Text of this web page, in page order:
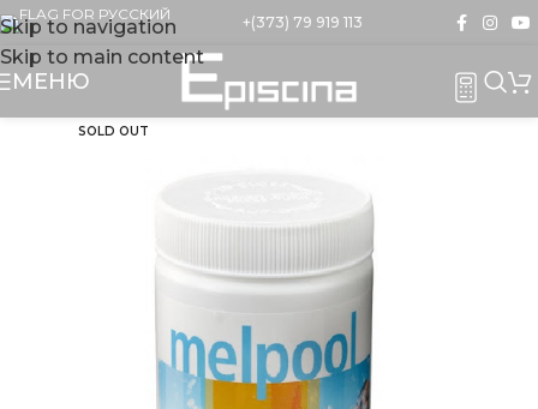
Skip to navigation
Skip to main content
+(373) 79 919 113
МЕНЮ
SOLD OUT